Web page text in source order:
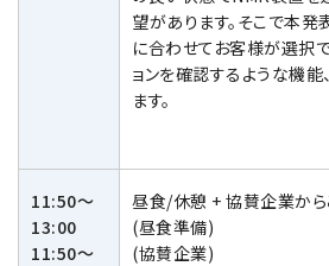
望があります。そこで本
に合わせてお客様が選択で
ョンを確認するような機能
ます。
11:50～
13:00
11:50～
昼食/休憩 + 協賛企業か
(昼食準備)
(協賛企業)